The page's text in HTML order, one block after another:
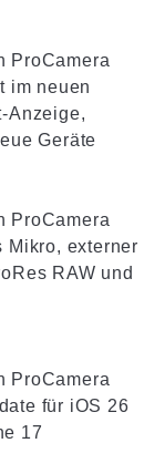
ProCamera
im neuen
Anzeige,
Geräte
ProCamera
Mikro, externer
RAW und
ProCamera
für iOS 26
17